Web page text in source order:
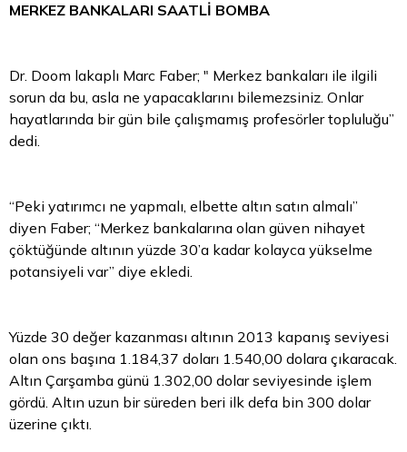
MERKEZ BANKALARI SAATLİ BOMBA
Dr. Doom lakaplı Marc Faber; " Merkez bankaları ile ilgili
sorun da bu, asla ne yapacaklarını bilemezsiniz. Onlar
hayatlarında bir gün bile çalışmamış profesörler topluluğu”
dedi.
“Peki yatırımcı ne yapmalı, elbette altın satın almalı”
diyen Faber; “Merkez bankalarına olan güven nihayet
çöktüğünde altının yüzde 30’a kadar kolayca yükselme
potansiyeli var” diye ekledi.
Yüzde 30 değer kazanması altının 2013 kapanış seviyesi
olan ons başına 1.184,37 doları 1.540,00 dolara çıkaracak.
Altın Çarşamba günü 1.302,00 dolarseviyesinde işlem
gördü. Altın uzun bir süreden beri ilk defa bin 300 dolar
üzerine çıktı.